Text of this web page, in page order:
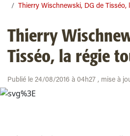
Thierry Wischnewski, DG de Tisséo,
Thierry
Tisséo, la régie
Publié le 24/08/2016 à 04h27 , mise à